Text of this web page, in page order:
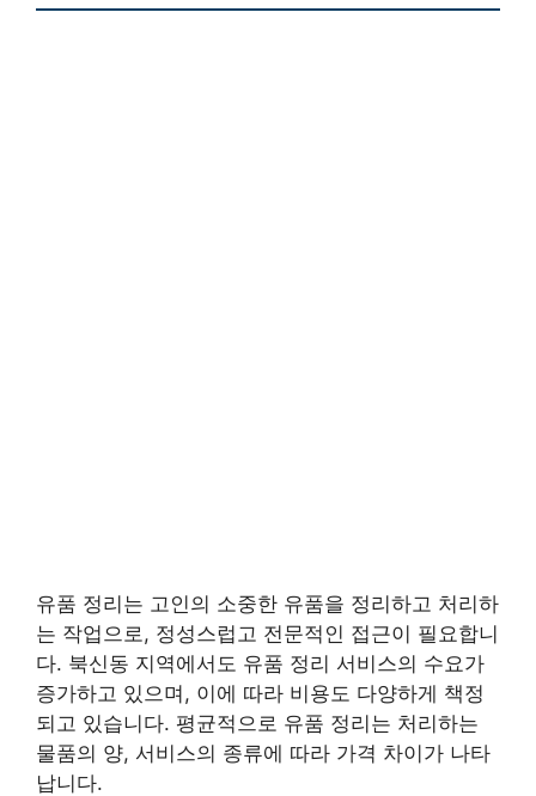
유품 정리는 고인의 소중한 유품을 정리하고 처리하
는 작업으로, 정성스럽고 전문적인 접근이 필요합니
다. 북신동 지역에서도 유품 정리 서비스의 수요가
증가하고 있으며, 이에 따라 비용도 다양하게 책정
되고 있습니다. 평균적으로 유품 정리는 처리하는
물품의 양, 서비스의 종류에 따라 가격 차이가 나타
납니다.